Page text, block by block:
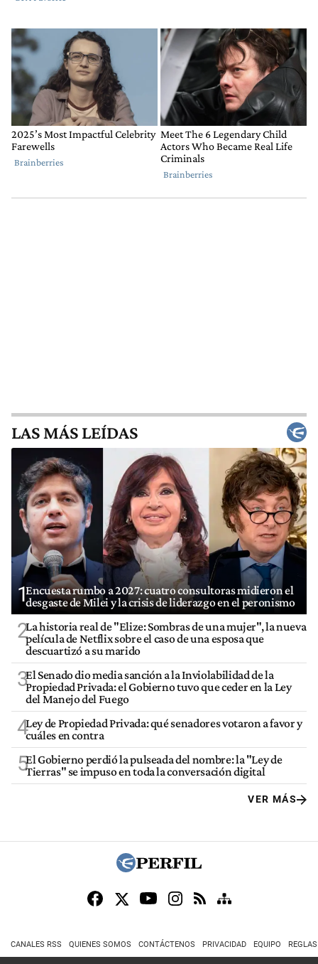
LAS MÁS LEÍDAS
1Encuesta rumbo a 2027: cuatro consultoras midieron el
desgaste de Milei y la crisis de liderazgo en el peronismo
2La historia real de "Elize: Sombras de una mujer", la nueva
película de Netflix sobre el caso de una esposa que
descuartizó a su marido
3El Senado dio media sanción a la Inviolabilidad de la
Propiedad Privada: el Gobierno tuvo que ceder en la Ley
del Manejo del Fuego
4Ley de Propiedad Privada: qué senadores votaron a favor y
cuáles en contra
5El Gobierno perdió la pulseada del nombre: la "Ley de
Tierras" se impuso en toda la conversación digital
VER MÁS
CANALES RSS QUIENES SOMOS CONTÁCTENOS PRIVACIDAD EQUIPO